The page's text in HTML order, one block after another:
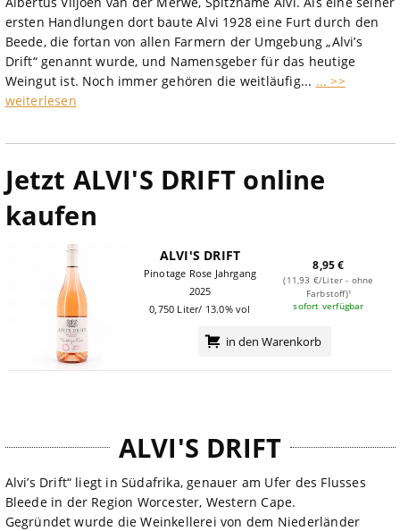
ersten Handlungen dort baute Alvi 1928 eine Furt durch den
Beede, die fortan von allen Farmern der Umgebung „Alvi’s
Drift“ genannt wurde, und Namensgeber für das heutige
Weingut ist. Noch immer gehören die weitläufig... ... >>
weiterlesen
Jetzt ALVI'S DRIFT online
kaufen
ALVI'S DRIFT
Pinotage Rose Jahrgang
2025
0,750 Liter/ 13.0% vol
8,95 €
(11,93 €/Liter - ohne
Farbstoff)¹
sofort verfügbar
in den Warenkorb
ALVI'S DRIFT
Alvi’s Drift“ liegt in Südafrika, genauer am Ufer des Flusses
Bleede in der Region Worcester, Western Cape.
Gegründet wurde die Weinkellerei von dem Niederländer